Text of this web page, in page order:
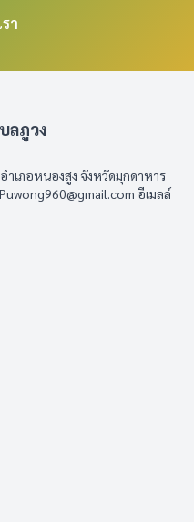
า
ลภูวง
เภอหนองสูง จังหวัดมุกดาหาร
Puwong960@gmail.com อีเมลล์